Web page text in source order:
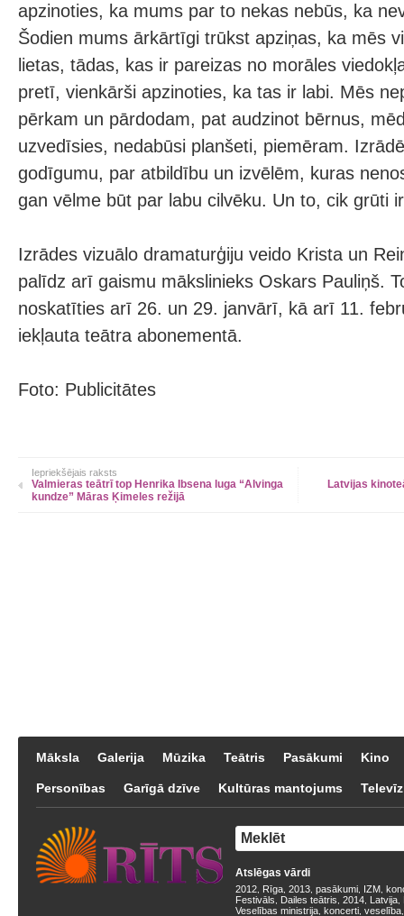
apzinoties, ka mums par to nekas nebūs, ka
Šodien mums ārkārtīgi trūkst apziņas, ka mēs
lietas, tādas, kas ir pareizas no morāles
pretī, vienkārši apzinoties, ka tas ir labi. Mēs
pērkam un pārdodam, pat audzinot bērnus,
uzvedīsies, nedabūsi planšeti, piemēram.
godīgumu, par atbildību un izvēlēm, kuras
gan vēlme būt par labu cilvēku. Un to, cik grūti
Izrādes vizuālo dramaturģiju veido Krista un
palīdz arī gaismu mākslinieks Oskars Pauliņš.
noskatīties arī 26. un 29. janvārī, kā arī 11.
iekļauta teātra abonementā.
Foto: Publicitātes
Iepriekšējais raksts
Valmieras teātrī top Henrika Ibsena luga “Alvinga
kundze” Māras Ķimeles režijā
Latvijas
Māksla Galerija Mūzika Teātris Pasākumi Kino
Personības Garīgā dzīve Kultūras mantojums
Atslēgas vārdi
2012 Rīga 2013 pasākumi IZM
Festivāls
Dailes teātris 2014 Latvija
Veselības ministrija koncerti veselība